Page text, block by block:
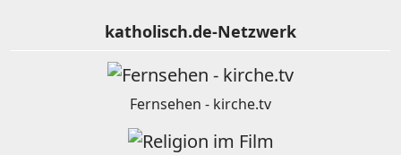
katholisch.de-Netzwerk
Fernsehen - kirche.tv